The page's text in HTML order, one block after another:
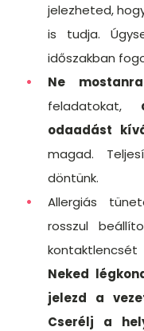
jelezheted,
is tudja.
időszakban
Ne
feladatokat,
odaadást
magad.
döntünk.
Allergiás
rosszul
Neked
jelezd a
Cserélj a